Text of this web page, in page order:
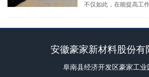
不仅如此，在能提高工
安徽豪家新材料股份有
阜南县经济开发区豪家工业